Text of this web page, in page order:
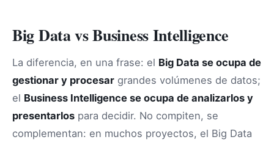
Big Data vs Business Intelligence
La diferencia, en una frase: el Big Data se ocupa de
gestionar y procesar grandes volúmenes de datos;
el Business Intelligence se ocupa de analizarlos y
presentarlos para decidir. No compiten, se
complementan: en muchos proyectos, el Big Data